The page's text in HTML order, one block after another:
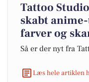
Tattoo
skabt
farver og
Så er der nyt fra
Læs hele artiklen